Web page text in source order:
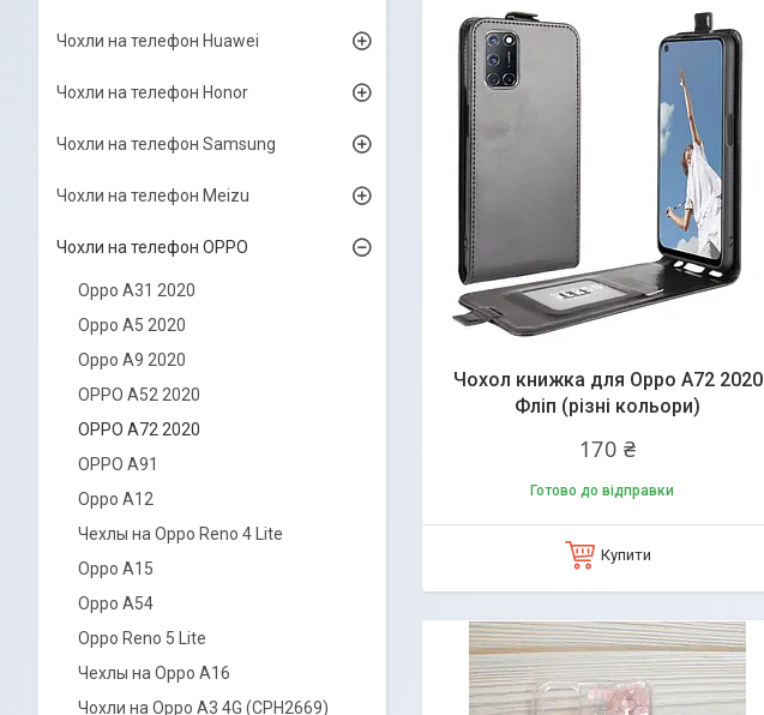
Чохол книжка для Oppo A72 2020
Фліп (різні кольори)
170 ₴
Готово до відправки
Купити
Чохли на телефон Huawei
Чохли на телефон Honor
Чохли на телефон Samsung
Чохли на телефон Meizu
Чохли на телефон OPPO
Oppo A31 2020
Oppo A5 2020
Oppo A9 2020
OPPO A52 2020
OPPO A72 2020
OPPO A91
Oppo A12
Чехлы на Oppo Reno 4 Lite
Oppo A15
Oppo A54
Oppo Reno 5 Lite
Чехлы на Oppo A16
Чохли на Oppo A3 4G (CPH2669)